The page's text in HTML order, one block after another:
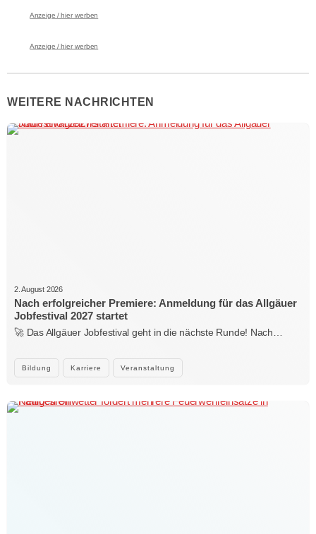
Anzeige / hier werben
Anzeige / hier werben
WEITERE NACHRICHTEN
Bildung Karriere Veranstaltung
2. August 2026
Nach erfolgreicher Premiere: Anmeldung für das Allgäuer
Jobfestival 2027 startet
🚀 Das Allgäuer Jobfestival geht in die nächste Runde! Nach…